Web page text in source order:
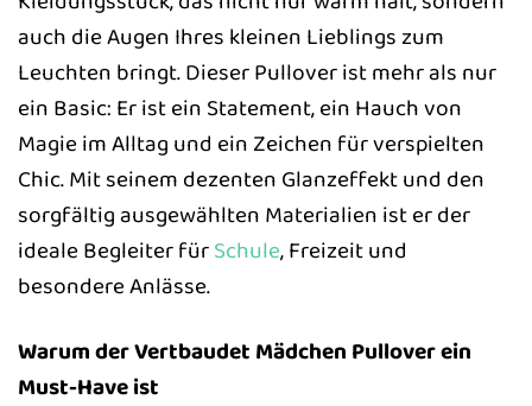
auch die Augen Ihres kleinen Lieblings zum
Leuchten bringt. Dieser Pullover ist mehr als nur
ein Basic: Er ist ein Statement, ein Hauch von
Magie im Alltag und ein Zeichen für verspielten
Chic. Mit seinem dezenten Glanzeffekt und den
sorgfältig ausgewählten Materialien ist er der
ideale Begleiter fürSchule, Freizeit und
besondere Anlässe.
Warum der Vertbaudet Mädchen Pullover ein
Must-Have ist